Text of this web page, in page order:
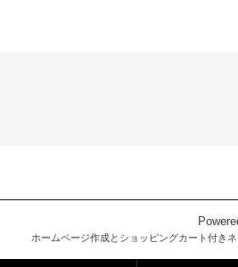
ホームページ作成とショッピングカート付き